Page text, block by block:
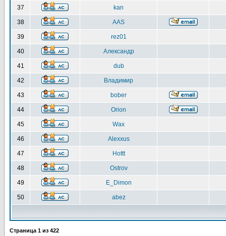
37 kan
38 AAS
39 rez01
40 Александр
41 dub
42 Владимир
43 bober
44 Orion
45 Wax
46 Alexxus
47 Hottt
48 Ostrov
49 E_Dimon
50 abez
Страница 1 из 422